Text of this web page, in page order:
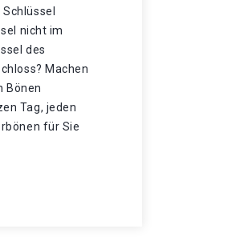
nicht im
des
Machen
Bönen
Tag, jeden
für Sie